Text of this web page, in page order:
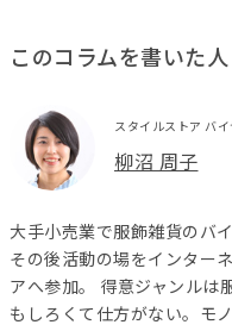
このコラムを書いた人
スタイルストア バイ
柳沼 周子
大手小売業で服飾雑貨のバ
その後活動の場をインター
アへ参加。 得意ジャンルは
もしろくて仕方がない。モ